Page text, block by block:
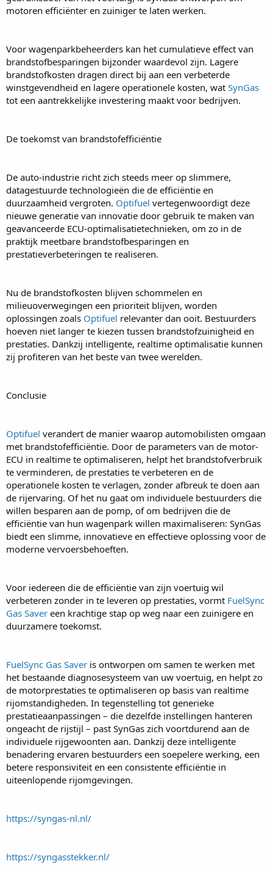
motoren efficiënter en zuiniger te laten werken.
Voor wagenparkbeheerders kan het cumulatieve effect van
brandstofbesparingen bijzonder waardevol zijn. Lagere
brandstofkosten dragen direct bij aan een verbeterde
winstgevendheid en lagere operationele kosten, wat SynGas
tot een aantrekkelijke investering maakt voor bedrijven.
De toekomst van brandstofefficiëntie
De auto-industrie richt zich steeds meer op slimmere,
datagestuurde technologieën die de efficiëntie en
duurzaamheid vergroten. Optifuel vertegenwoordigt deze
nieuwe generatie van innovatie door gebruik te maken van
geavanceerde ECU-optimalisatietechnieken, om zo in de
praktijk meetbare brandstofbesparingen en
prestatieverbeteringen te realiseren.
Nu de brandstofkosten blijven schommelen en
milieuoverwegingen een prioriteit blijven, worden
oplossingen zoals Optifuel relevanter dan ooit. Bestuurders
hoeven niet langer te kiezen tussen brandstofzuinigheid en
prestaties. Dankzij intelligente, realtime optimalisatie kunnen
zij profiteren van het beste van twee werelden.
Conclusie
Optifuel verandert de manier waarop automobilisten omgaan
met brandstofefficiëntie. Door de parameters van de motor-
ECU in realtime te optimaliseren, helpt het brandstofverbruik
te verminderen, de prestaties te verbeteren en de
operationele kosten te verlagen, zonder afbreuk te doen aan
de rijervaring. Of het nu gaat om individuele bestuurders die
willen besparen aan de pomp, of om bedrijven die de
efficiëntie van hun wagenpark willen maximaliseren: SynGas
biedt een slimme, innovatieve en effectieve oplossing voor de
moderne vervoersbehoeften.
Voor iedereen die de efficiëntie van zijn voertuig wil
verbeteren zonder in te leveren op prestaties, vormt FuelSync
Gas Saver een krachtige stap op weg naar een zuinigere en
duurzamere toekomst.
FuelSync Gas Saver is ontworpen om samen te werken met
het bestaande diagnosesysteem van uw voertuig, en helpt zo
de motorprestaties te optimaliseren op basis van realtime
rijomstandigheden. In tegenstelling tot generieke
prestatieaanpassingen – die dezelfde instellingen hanteren
ongeacht de rijstijl – past SynGas zich voortdurend aan de
individuele rijgewoonten aan. Dankzij deze intelligente
benadering ervaren bestuurders een soepelere werking, een
betere responsiviteit en een consistente efficiëntie in
uiteenlopende rijomgevingen.
https://syngas-nl.nl/
https://syngasstekker.nl/